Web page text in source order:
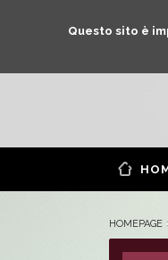
Questo sito è
HOMEPAGE